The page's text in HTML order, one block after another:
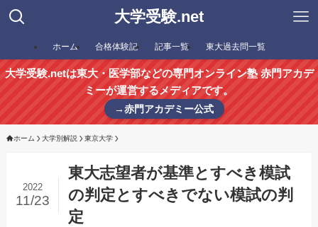
大学受験.net
ホーム 合格体験記 記事一覧 東大過去問一覧
大学受験.netは東大・医学部などの専門オンライン塾 赤門アカデ
ミーが運営するメディアです。
→赤門アカデミー公式
ホーム 大学別解説 東京大学
東大志望者が基準とすべき模試
の判定とすべきでない模試の判
定
2022
11/23